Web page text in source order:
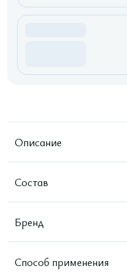
Описание
Состав
Бренд
Способ применения